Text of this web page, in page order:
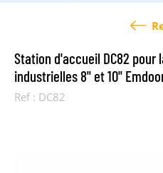
Station d'accueil DC82
industrielles 8" et 10"
Ref : DC82